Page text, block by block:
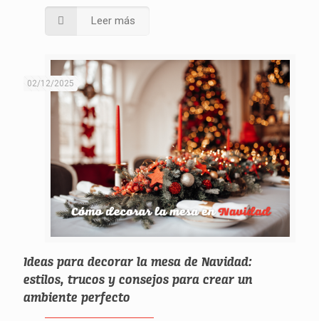
Leer más
02/12/2025
Ideas para decorar la mesa de Navidad:
estilos, trucos y consejos para crear un
ambiente perfecto